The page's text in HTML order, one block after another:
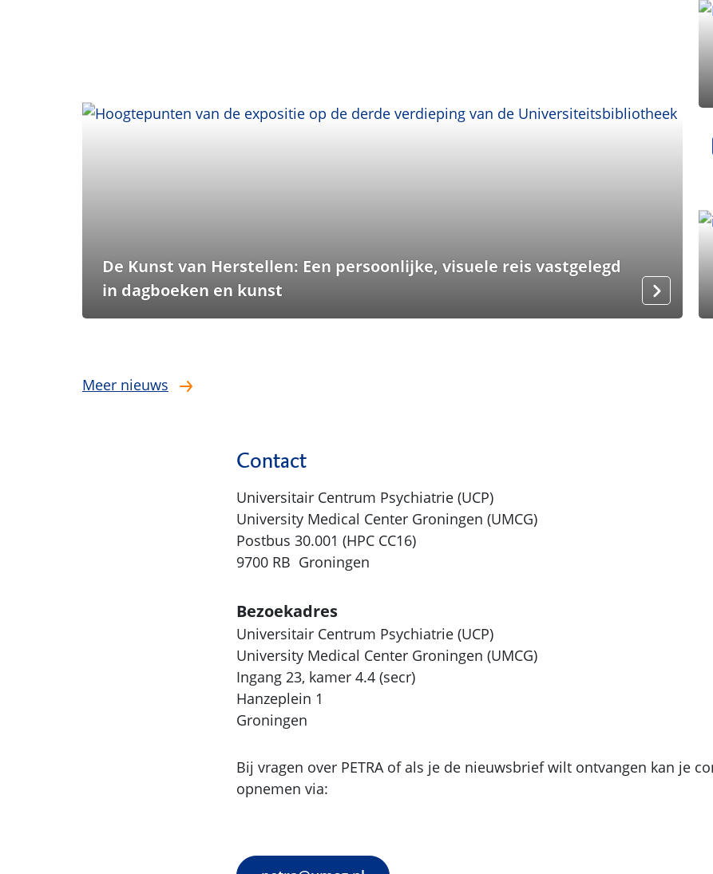
De Kunst van Herstellen: Een persoonlijke, visuele reis vastgelegd
in dagboeken en kunst
Meer nieuws
Contact
Universitair Centrum Psychiatrie (UCP)
University Medical Center Groningen (UMCG)
Postbus 30.001 (HPC CC16)
9700 RB Groningen
Bezoekadres
Universitair Centrum Psychiatrie (UCP)
University Medical Center Groningen (UMCG)
Ingang 23, kamer 4.4 (secr)
Hanzeplein 1
Groningen
Bij vragen over PETRA of als je de nieuwsbrief wilt ontvangen kan je
opnemen via: